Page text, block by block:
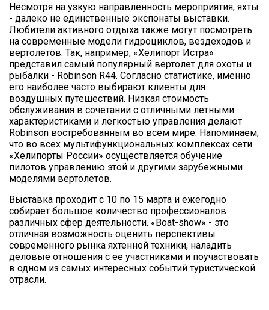
Несмотря на узкую направленность мероприятия, яхты
- далеко не единственные экспонаты выставки.
Любители активного отдыха также могут посмотреть
на современные модели гидроциклов, вездеходов и
вертолетов. Так, например, «Хелипорт Истра»
представил самый популярный вертолет для охоты и
рыбалки - Robinson R44. Согласно статистике, именно
его наиболее часто выбирают клиенты для
воздушных путешествий. Низкая стоимость
обслуживания в сочетании с отличными летными
характеристиками и легкостью управления делают
Robinson востребованным во всем мире. Напоминаем,
что во всех мультифункциональных комплексах сети
«Хелипорты России» осуществляется обучение
пилотов управлению этой и другими зарубежными
моделями вертолетов.
Выставка проходит с 10 по 15 марта и ежегодно
собирает большое количество профессионалов
различных сфер деятельности. «Boat-show» - это
отличная возможность оценить перспективы
современного рынка яхтенной техники, наладить
деловые отношения с ее участниками и поучаствовать
в одном из самых интересных событий туристической
отрасли.